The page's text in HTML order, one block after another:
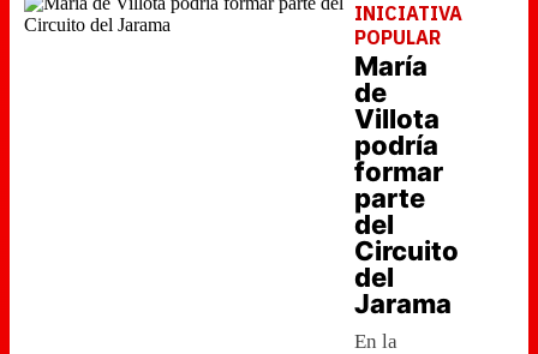
INICIATIVA
POPULAR
María
de
Villota
podría
formar
parte
del
Circuito
del
Jarama
En la